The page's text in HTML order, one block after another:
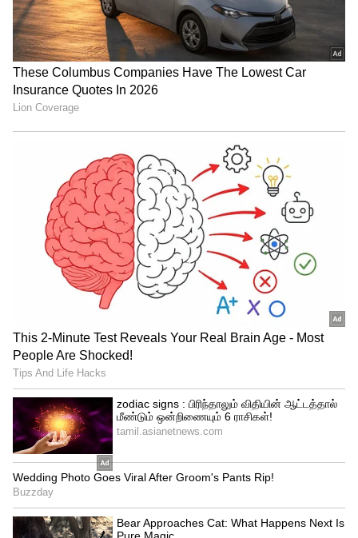
திமுகவினர் மீது ஆதாரமற்ற குற்றச்சாட்டை
தெரிவித்து வருவதாகவும் ரேஸ்கோர்ஸ்
ரகுநாத் குற்றம்சாட்டினார்.
செயல் மற்றும் ஊழல்களை மறைக்கவே
திமுக தலைவர் மு.க ஸ்டாலின்,
அமைச்சர்கள் முத்துசாமி, நாசர்,
சுப்ரமணியன் உள்ளிட்டோர் மீது
அண்ணாமலை ஆதாரமற்ற குற்றம்
சுமத்துவதாகவும் எனவே அவர்
பொதுவெளியில் பேச தடை விதிக்க
வேண்டும் எனவும் ஆதாரமற்ற குற்றச்சாட்டு
கிரிமினல் வழக்கு பதிந்து கைது செய்து
உரிய நடவடிக்கை எடுக்க வேண்டும் எனவும்
அவர் கேட்டுக் கொண்டிருக்கின்றார். இந்த
நிலையில் ரேஸ்கோர்ஸ் காவல்
நிலையத்தில் ரகுநாத் தந்த புகாருக்கு சி எஸ்
ஆர் தந்திருக்கின்றனர். அண்ணாமலை மீது
வழக்கு பதிந்து உரிய நடவடிக்கை எடுக்க
வாய்ப்பிருப்பதாகவும் தகவல் வெளியாகி
உள்ளது.